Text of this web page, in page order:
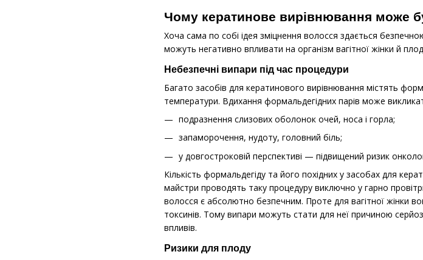
Чому кератинове вирівнювання може
Хоча сама по собі ідея зміцнення волосся здається
можуть негативно впливати на організм вагітної жінки й
Небезпечні випари під час процедури
Багато засобів для кератинового вирівнювання містять
температури. Вдихання формальдегідних парів може
подразнення слизових оболонок очей, носа і горла;
запаморочення, нудоту, головний біль;
у довгостроковій перспективі — підвищений ризик
Кількість формальдегіду та його похідних у засобах для
майстри проводять таку процедуру виключно у гарно
волосся є абсолютно безпечним. Проте для вагітної жінки
токсинів. Тому випари можуть стати для неї причиною
впливів.
Ризики для плоду